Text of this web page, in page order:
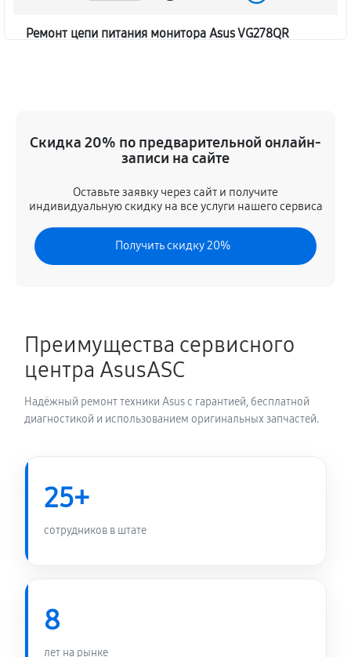
Ремонт цепи питания монитора Asus VG278QR
Замена лампы подсветки
60 минут
Ремонт блока управления
630 руб 60 минут
Замена электронных компонентов
1710 руб
Скидка 20% по предварительной онлайн-
записи на сайте
Оставьте заявку через сайт и получите
индивидуальную скидку на все услуги нашего сервиса
Получить скидку 20%
Преимущества сервисного
центра AsusASC
Надёжный ремонт техники Asus с гарантией, бесплатной
диагностикой и использованием оригинальных запчастей.
25+
сотрудников в штате
8
лет на рынке